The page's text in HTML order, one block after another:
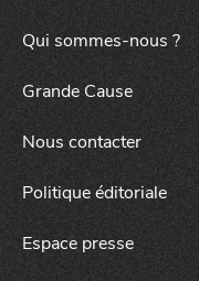
Qui sommes-nous ?
Grande Cause
Nous contacter
Politique éditoriale
Espace presse